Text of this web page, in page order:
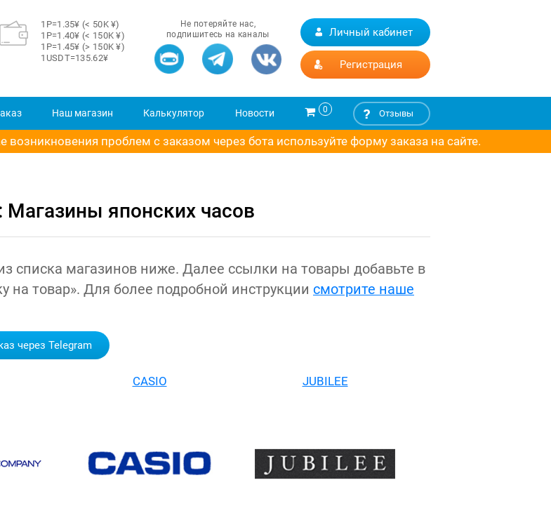
1Р=1.35¥ (< 50K ¥)
1Р=1.40¥ (< 150K ¥)
1Р=1.45¥ (> 150K ¥)
1USDT=135.62¥
Не потеряйте нас,
подпишитесь на каналы
Личный кабинет
Регистрация
Наш магазин Калькулятор Новости 0 Отзывы
проблем с заказом через бота используйте форму заказа на сайте.
японских часов
списка магазинов ниже. Далее ссылки на товары добавьте в
на товар». Для более подробной инструкции смотрите наше
через Telegram
CASIO JUBILEE